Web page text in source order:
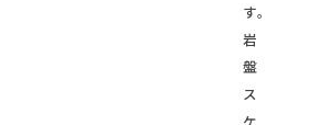
す。
岩
盤
ス